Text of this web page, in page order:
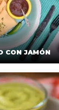
CON JAMÓN